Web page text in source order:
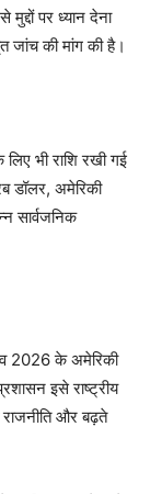
पर ध्यान देना
जांच की मांग की है।
भी राशि रखी गई
डॉलर, अमेरिकी
सार्वजनिक
2026 के अमेरिकी
इसे राष्ट्रीय
राजनीति और बढ़ते